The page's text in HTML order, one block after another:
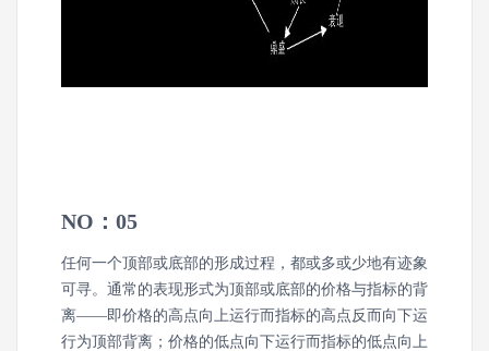
NO：05
任何一个顶部或底部的形成过程，都或多或少地有迹象
可寻。通常的表现形式为顶部或底部的价格与指标的背
离——即价格的高点向上运行而指标的高点反而向下运
行为顶部背离；价格的低点向下运行而指标的低点向上